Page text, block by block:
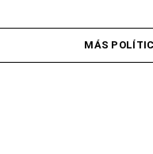
MÁS